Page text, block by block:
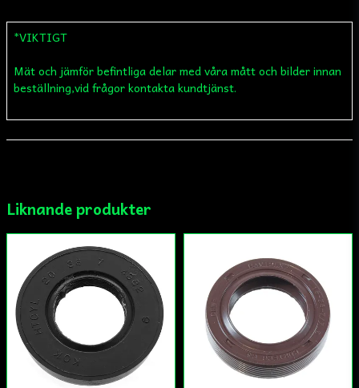
name
Namn
email
Ja, ni får publicera min fråga
*VIKTIGT
Mät och jämför befintliga delar med våra mått och bilder innan
beställning,vid frågor kontakta kundtjänst.
Liknande produkter